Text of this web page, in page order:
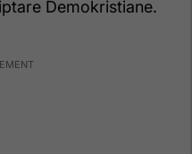
Demokristiane.